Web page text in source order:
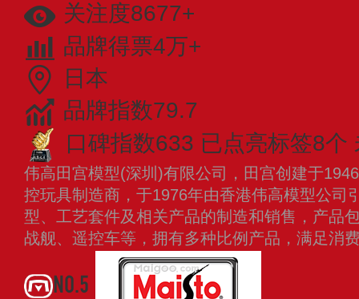
关注度8677+
品牌得票4万+
日本
品牌指数79.7
口碑指数633 已点亮标签8个
伟高田宫模型(深圳)有限公司，田宫创建于
控玩具制造商，于1976年由香港伟高模型公司
型、工艺套件及相关产品的制造和销售，产品
战舰、遥控车等，拥有多种比例产品，满足消
NO.5